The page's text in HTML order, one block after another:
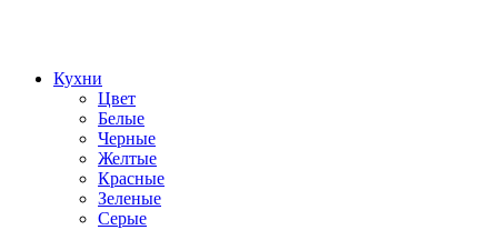
Кухни
Цвет
Белые
Черные
Желтые
Красные
Зеленые
Серые